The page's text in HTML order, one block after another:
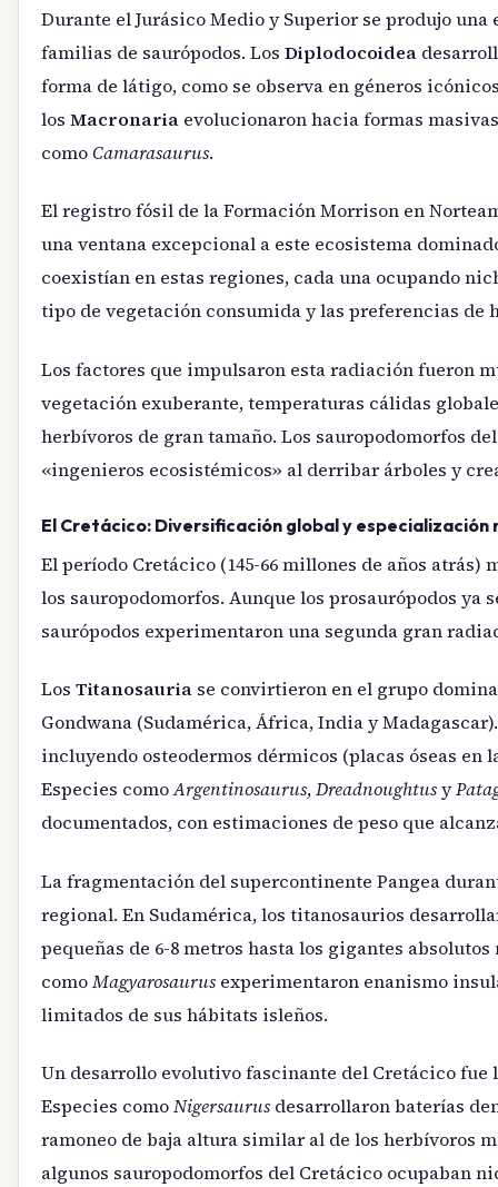
Durante el Jurásico Medio y Superior se produjo
familias de saurópodos. Los Diplodocoidea
forma de látigo, como se observa en géneros
los Macronaria evolucionaron hacia formas
comoCamarasaurus.
El registro fósil de la Formación Morrison en
una ventana excepcional a este ecosistema
coexistían en estas regiones, cada una ocupando
tipo de vegetación consumida y las preferencias de
Los factores que impulsaron esta radiación fueron
vegetación exuberante, temperaturas cálidas
herbívoros de gran tamaño. Los sauropodomorfos
«ingenieros ecosistémicos» al derribar árboles y
El Cretácico: Diversificación global y especialización
El período Cretácico (145-66 millones de años
los sauropodomorfos. Aunque los prosaurópodos
saurópodos experimentaron una segunda gran
Los Titanosauria se convirtieron en el grupo
Gondwana (Sudamérica, África, India y
incluyendo osteodermos dérmicos (placas óseas
Especies comoArgentinosaurus,Dreadnoughtusy
documentados, con estimaciones de peso que
La fragmentación del supercontinente Pangea
regional. En Sudamérica, los titanosaurios
pequeñas de 6-8 metros hasta los gigantes
comoMagyarosaurus experimentaron enanismo
limitados de sus hábitats isleños.
Un desarrollo evolutivo fascinante del Cretácico
Especies comoNigersaurus desarrollaron baterías
ramoneo de baja altura similar al de los herbívoros
algunos sauropodomorfos del Cretácico ocupaban